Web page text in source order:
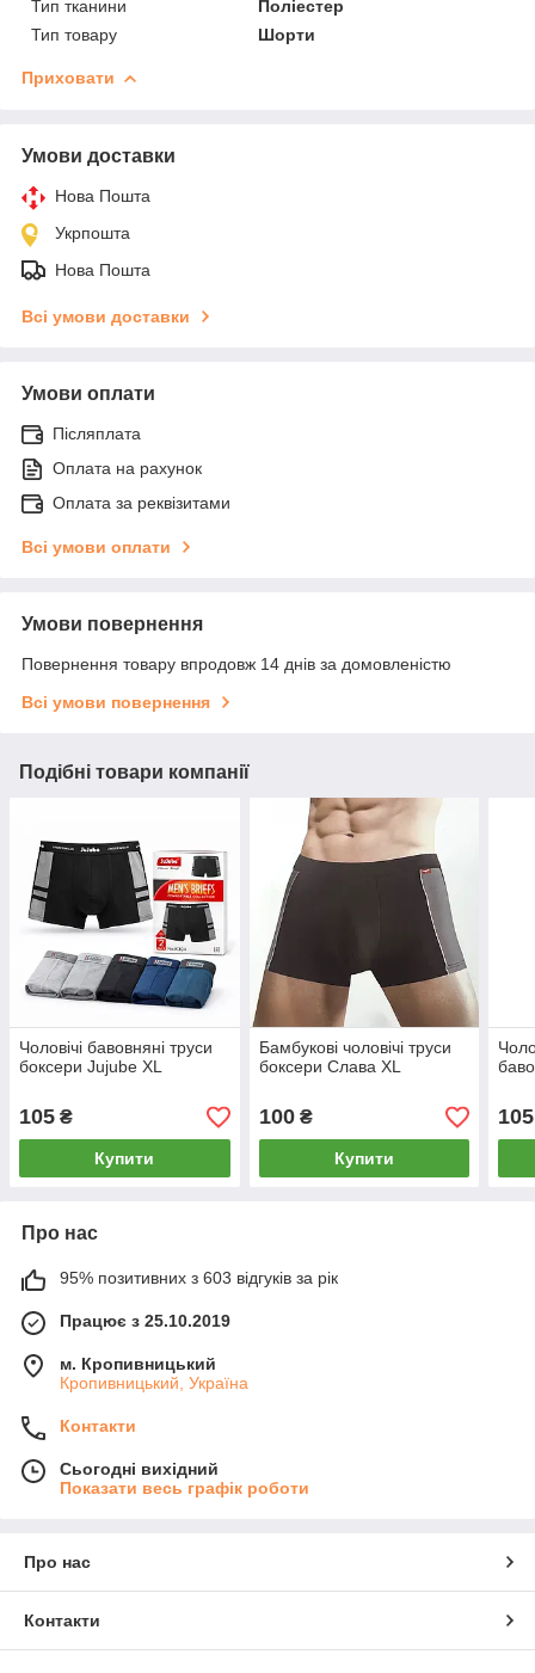
Тип тканини
Поліестер
Тип товару
Шорти
Приховати
Умови доставки
Нова Пошта
Укрпошта
Нова Пошта
Всі умови доставки
Умови оплати
Післяплата
Оплата на рахунок
Оплата за реквізитами
Всі умови оплати
Умови повернення
Повернення товару впродовж 14 днів за домовленістю
Всі умови повернення
Подібні товари компанії
Чоловічі бавовняні труси
боксери Jujube XL
105 ₴
Купити
Бамбукові чоловічі труси
боксери Слава XL
100₴
Купити
105
Про нас
95% позитивних з 603 відгуків за рік
Працює з 25.10.2019
м. Кропивницький
Кропивницький, Україна
Контакти
Сьогодні вихідний
Показати весь графік роботи
Про нас
Контакти